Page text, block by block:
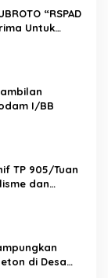
“RSPAD
Untuk
– 26 JULI 2026
I/BB
TP 905/Tuan
dan
di Desa